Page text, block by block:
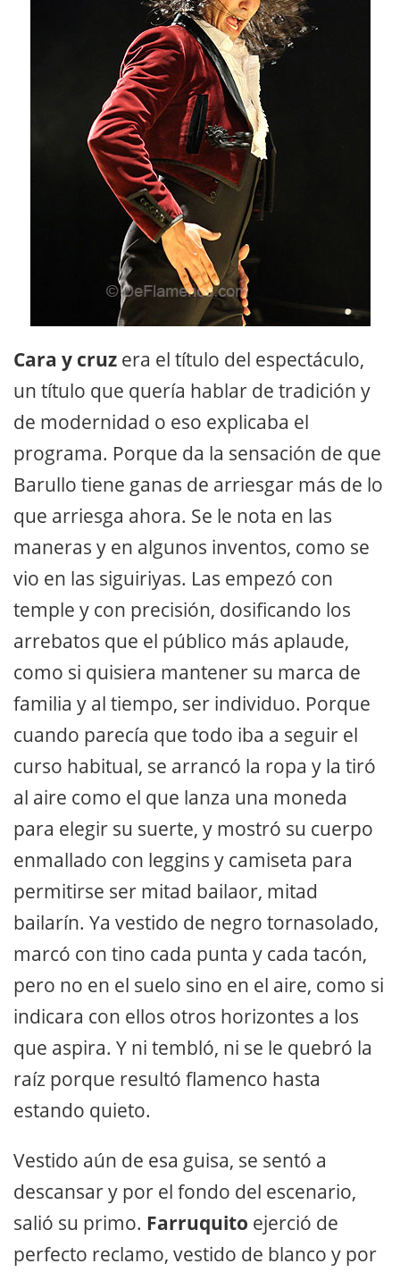
Cara y cruz era el título del espectáculo,
un título que quería hablar de tradición y
de modernidad o eso explicaba el
programa. Porque da la sensación de que
Barullo tiene ganas de arriesgar más de lo
que arriesga ahora. Se le nota en las
maneras y en algunos inventos, como se
vio en las siguiriyas. Las empezó con
temple y con precisión, dosificando los
arrebatos que el público más aplaude,
como si quisiera mantener su marca de
familia y al tiempo, ser individuo. Porque
cuando parecía que todo iba a seguir el
curso habitual, se arrancó la ropa y la tiró
al aire como el que lanza una moneda
para elegir su suerte, y mostró su cuerpo
enmallado con leggins y camiseta para
permitirse ser mitad bailaor, mitad
bailarín. Ya vestido de negro tornasolado,
marcó con tino cada punta y cada tacón,
pero no en el suelo sino en el aire, como si
indicara con ellos otros horizontes a los
que aspira. Y ni tembló, ni se le quebró la
raíz porque resultó flamenco hasta
estando quieto.
Vestido aún de esa guisa, se sentó a
descansar y por el fondo del escenario,
salió su primo. Farruquito ejerció de
perfecto reclamo, vestido de blanco y por